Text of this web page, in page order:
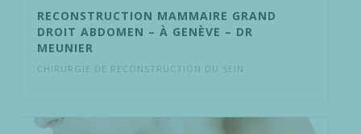
RECONSTRUCTION MAMMAIRE GRAND
DROIT ABDOMEN – À GENÈVE – DR
MEUNIER
CHIRURGIE DE RECONSTRUCTION DU SEIN